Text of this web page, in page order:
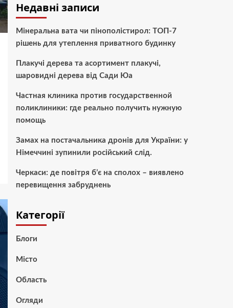
Недавні записи
Мінеральна вата чи пінополістирол: ТОП-7
рішень для утеплення приватного будинку
Плакучі дерева та асортимент плакучі,
шаровидні дерева від Сади Юа
Частная клиника против государственной
поликлиники: где реально получить нужную
помощь
Замах на постачальника дронів для України: у
Німеччині зупинили російський слід.
Черкаси: де повітря б’є на сполох – виявлено
перевищення забруднень
Категорії
Блоги
Місто
Область
Огляди